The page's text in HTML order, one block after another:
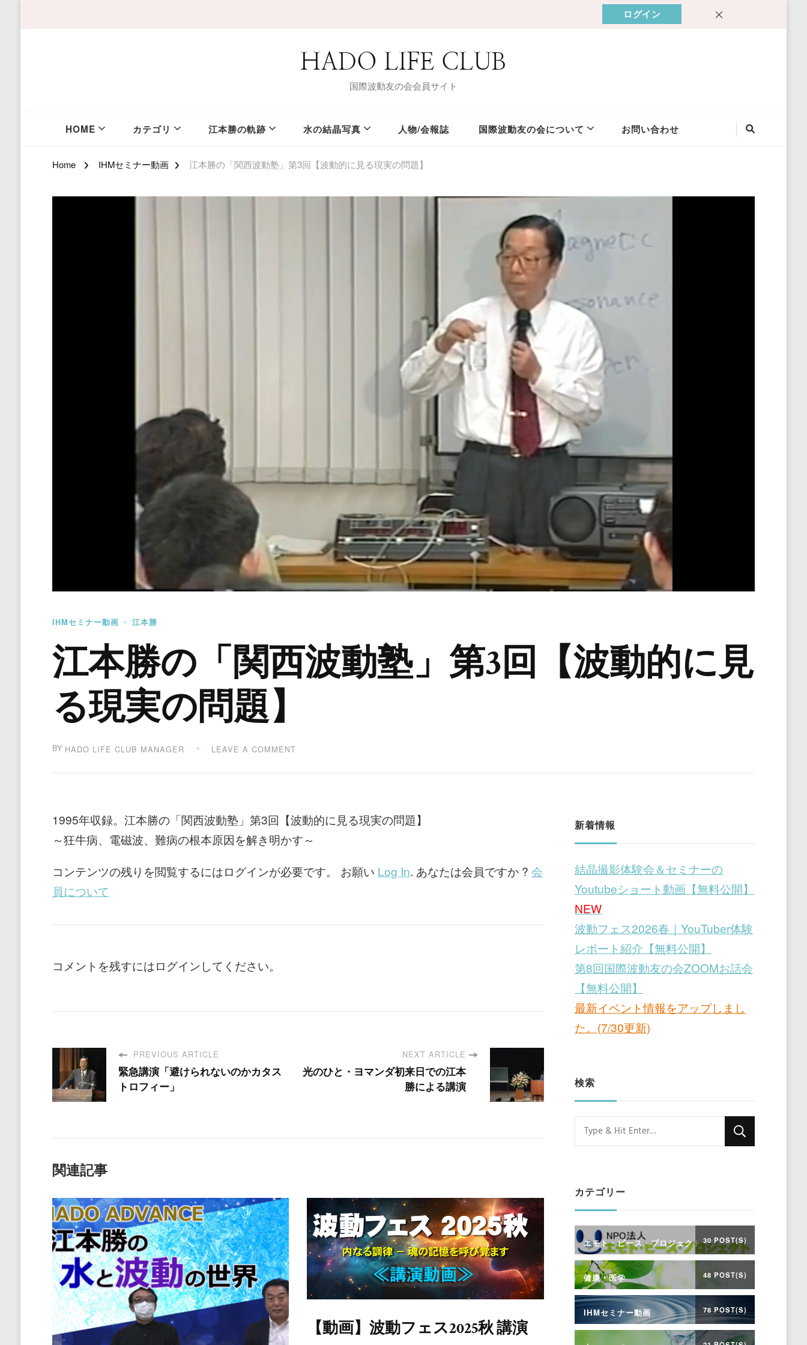
ログイン
HADO LIFE CLUB
国際波動友の会会員サイト
HOME カテゴリ 江本勝の軌跡 水の結晶写真 人物/会報誌 国際波動友の会について お問い合わせ
Home IHMセミナー動画 江本勝の「関西波動塾」第3回【波動的に見る現実の問題】
IHMセミナー動画 江本勝
江本勝の「関西波動塾」第3回【波動的に見
る現実の問題】
BY HADO LIFE CLUB MANAGER LEAVE A COMMENTON
本
西
波
動
3
題】
1995年収録。江本勝の「関西波動塾」第3回【波動的に見る現実の問題】
～狂牛病、電磁波、難病の根本原因を解き明かす～
コンテンツの残りを閲覧するにはログインが必要です。 お願い Log In. あなたは会員ですか ? 会
員について
コメントを残すにはログインしてください。
PREVIOUS ARTICLE
緊急講演「避けられないのかカタス
トロフィー」
NEXT ARTICLE
光のひと・ヨマンダ初来日での江本
勝による講演
関連記事
【動画】波動フェス2025秋 講演
新着情報
結晶撮影体験会＆セミナーの
Youtubeショート動画【無料公開】
NEW
波動フェス2026春｜YouTuber体験
レポート紹介【無料公開】
第8回国際波動友の会ZOOMお話会
【無料公開】
最新イベント情報をアップしまし
た。(7/30更新)
検索
Looking
for
カテゴリー
エモト・ピース・プロジェクト30 POST(S)
健康・医学 48 POST(S)
IHMセミナー動画 78 POST(S)